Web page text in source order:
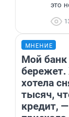
это
МНЕНИЕ
Мой
хотела
тысяч,
кредит,